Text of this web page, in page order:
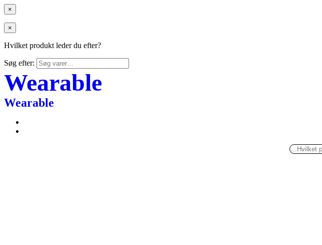
×
×
Hvilket produkt leder du efter?
Søg efter:
Wearable
Wearable